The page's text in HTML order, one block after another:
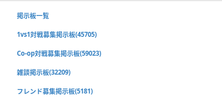
掲示板一覧
1vs1対戦募集掲示板(45705)
Co-op対戦募集掲示板(59023)
雑談掲示板(32209)
フレンド募集掲示板(5181)